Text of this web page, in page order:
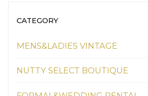
CATEGORY
MENS&LADIES VINTAGE
NUTTY SELECT BOUTIQUE